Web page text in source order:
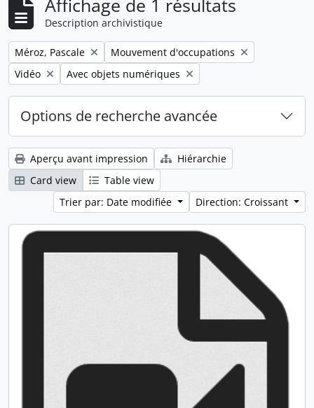
Affichage de 1 résultats
Description archivistique
Remove filter:
Méroz, Pascale Remove filter:
Mouvement d'occupations
Remove filter:
Vidéo Remove filter:
Avec objets numériques
Options de recherche avancée
Aperçu avant impression
Hiérarchie
Card view
Table view
Trier par: Date modifiée
Direction: Croissant